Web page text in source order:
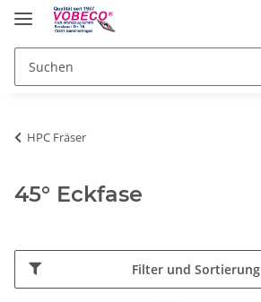
HPC Fräser
45° Eckfase
Filter und Sortierung